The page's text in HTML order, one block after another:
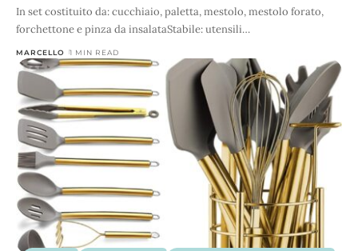
In set costituito da: cucchiaio, paletta, mestolo, mestolo forato,
forchettone e pinza da insalataStabile: utensili…
MARCELLO 1 MIN READ